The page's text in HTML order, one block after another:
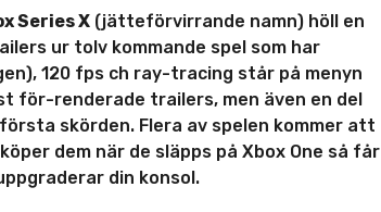
Series X (jätteförvirrande namn) höll en
ur tolv kommande spel som har
120 fps ch ray-tracing står på menyn
för-renderade trailers, men även en del
skörden. Flera av spelen kommer att
dem när de släpps på Xbox One så får
din konsol.